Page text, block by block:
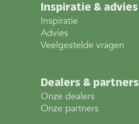
Inspiratie & advies
Inspiratie
Advies
Veelgestelde vragen
Dealers & partners
Onze dealers
Onze partners